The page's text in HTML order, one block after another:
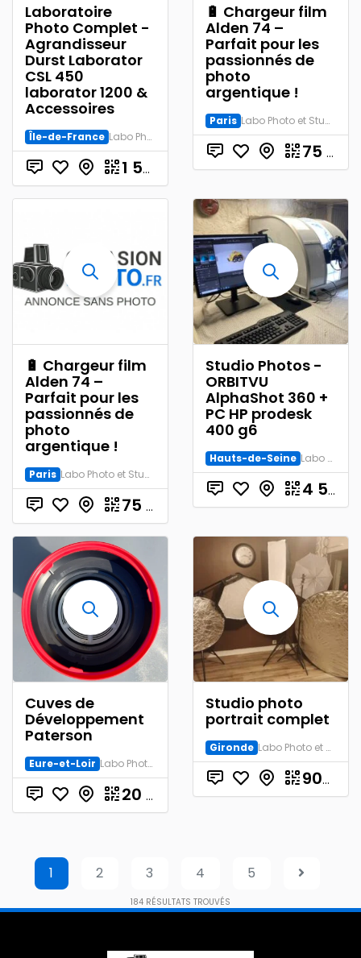
Laboratoire
Photo Complet -
Agrandisseur
Durst Laborator
CSL 450
laborator 1200 &
Accessoires
Île-de-France Labo Photo et Studio
1 500.00 €
🔋 Chargeur film
Alden 74 –
Parfait pour les
passionnés de
photo
argentique !
Paris Labo Photo et Studio
75
🔋 Chargeur film
Alden 74 –
Parfait pour les
passionnés de
photo
argentique !
Paris Labo Photo et Studio
75
Studio Photos -
ORBITVU
AlphaShot 360 +
PC HP prodesk
400 g6
Hauts-de-Seine Labo Photo et Studio
4 500.00
Cuves de
Développement
Paterson
Eure-et-Loir Labo Photo et Studio
20
Studio photo
portrait complet
Gironde Labo Photo et Studio
900.00
1 2 3 4 5
184 RÉSULTATS TROUVÉS